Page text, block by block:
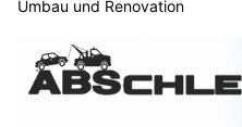
Umbau und Renovation